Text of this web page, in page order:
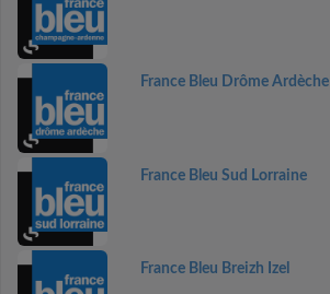
France Bleu Drôme Ardèche
France Bleu Sud Lorraine
France Bleu Breizh Izel